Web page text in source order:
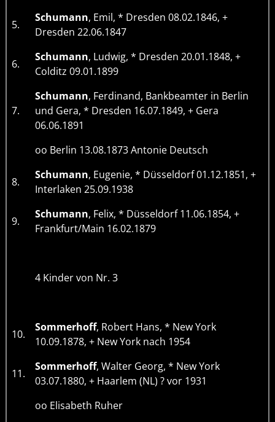
5.
Schumann, Emil, * Dresden 08.02.1846, +
Dresden 22.06.1847
6.
Schumann, Ludwig, * Dresden 20.01.1848, +
Colditz 09.01.1899
7.
Schumann, Ferdinand, Bankbeamter in Berlin
und Gera, * Dresden 16.07.1849, + Gera
06.06.1891
oo Berlin 13.08.1873 Antonie Deutsch
8.
Schumann, Eugenie, * Düsseldorf 01.12.1851, +
Interlaken 25.09.1938
9.
Schumann, Felix, * Düsseldorf 11.06.1854, +
Frankfurt/Main 16.02.1879
4 Kinder von Nr. 3
10.
Sommerhoff, Robert Hans, * New York
10.09.1878, + New York nach 1954
11.
Sommerhoff, Walter Georg, * New York
03.07.1880, + Haarlem (NL) ? vor 1931
oo Elisabeth Ruher